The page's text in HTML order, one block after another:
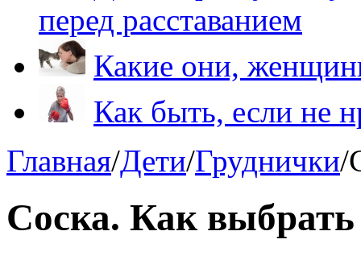
перед расставанием
Какие они,
Как быть, если не
Главная/Дети/Груднички/
Cоска. Как выбрать